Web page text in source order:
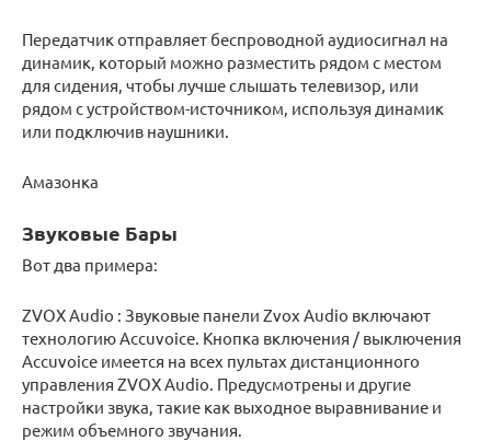
Передатчик отправляет беспроводной аудиосигнал на
динамик, который можно разместить рядом с местом
для сидения, чтобы лучше слышать телевизор, или
рядом с устройством-источником, используя динамик
или подключив наушники.
Амазонка
Звуковые Бары
Вот два примера:
ZVOX Audio : Звуковые панели Zvox Audio включают
технологию Accuvoice. Кнопка включения / выключения
Accuvoice имеется на всех пультах дистанционного
управления ZVOX Audio. Предусмотрены и другие
настройки звука, такие как выходное выравнивание и
режим объемного звучания.